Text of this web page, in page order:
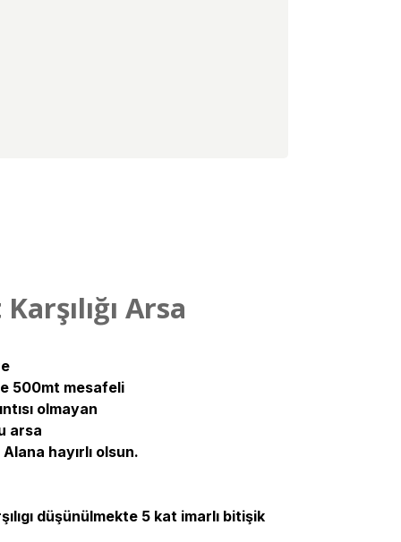
Arsa
500mt mesafeli
olmayan
arsa
hayırlı olsun.
düşünülmekte 5 kat imarlı bitişik